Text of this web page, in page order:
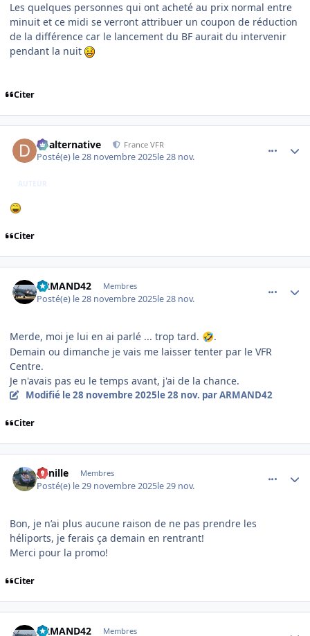
Les quelques personnes qui ont acheté au prix normal entre
minuit et ce midi se verront attribuer un coupon de réduction
de la différence car le lancement du BF aurait du intervenir
pendant la nuit
Citer
dbalternative France VFR
Posté(e) le 28 novembre 2025le 28 nov.
AUTEUR
Citer
ARMAND42 Membres
Posté(e) le 28 novembre 2025le 28 nov.
Merde, moi je lui en ai parlé ... trop tard. 🤣.
Demain ou dimanche je vais me laisser tenter par le VFR
Centre.
Je n'avais pas eu le temps avant, j'ai de la chance.
Modifié le 28 novembre 2025le 28 nov. par ARMAND42
Citer
ganille Membres
Posté(e) le 29 novembre 2025le 29 nov.
Bon, je n’ai plus aucune raison de ne pas prendre les
héliports, je ferais ça demain en rentrant!
Merci pour la promo!
Citer
ARMAND42 Membres